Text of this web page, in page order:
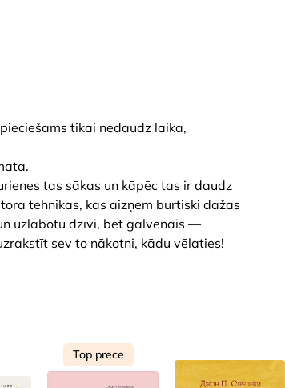
tikai nedaudz laika,
tas sākas un kāpēc tas ir daudz
tehnikas, kas aizņem burtiski dažas
uzlabotu dzīvi, bet galvenais —
sev to nākotni, kādu vēlaties!
Top prece